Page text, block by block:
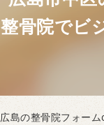
整骨院でビ
広島の整骨院フォー